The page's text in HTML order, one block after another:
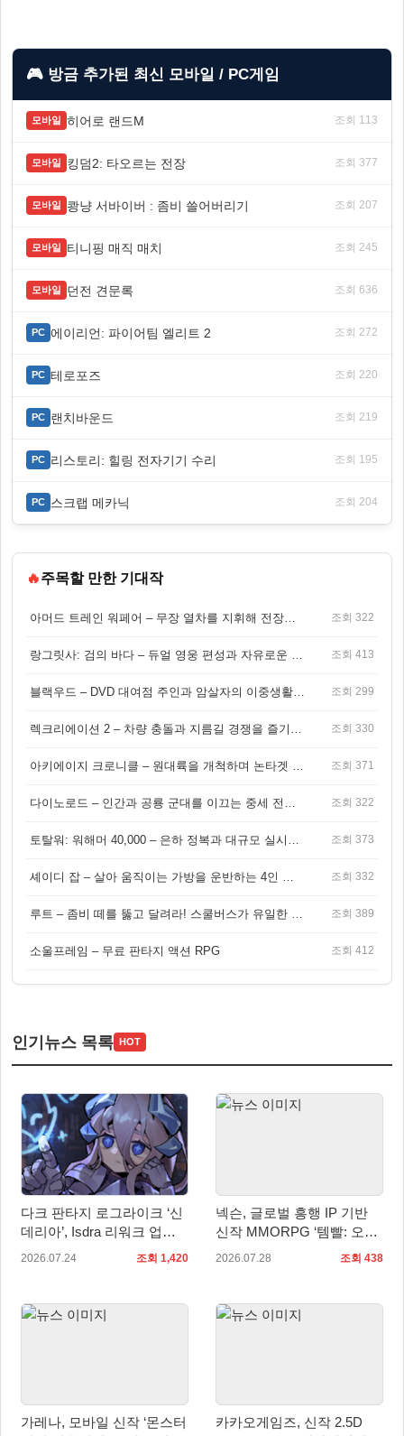
🎮 방금 추가된 최신 모바일 / PC게임
모바일 히어로 랜드M 조회 113
모바일 킹덤2: 타오르는 전장 조회 377
모바일 쾅냥 서바이버 : 좀비 쓸어버리기 조회 207
모바일 티니핑 매직 매치 조회 245
모바일 던전 견문록 조회 636
PC 에이리언: 파이어팀 엘리트 2 조회 272
PC 테로포즈 조회 220
PC 랜치바운드 조회 219
PC 리스토리: 힐링 전자기기 수리 조회 195
PC 스크랩 메카닉 조회 204
🔥주목할 만한 기대작
조회 322
조회 413
조회 299
조회 330
조회 371
조회 322
조회 373
조회 332
조회 389
소울프레임 – 무료 판타지 액션 RPG 조회 412
인기뉴스 목록 HOT
다크 판타지 로그라이크 ‘신
데리아’, Isdra 리워크 업데
이트 적용… 스팀 20% 할인
2026.07.24 조회 1,420
넥슨, 글로벌 흥행 IP 기반
신작 MMORPG ‘템빨: 오버
기어드’ 타이틀명 확정!
2026.07.28 조회 438
가레나, 모바일 신작 ‘몬스터
카카오게임즈, 신작 2.5D